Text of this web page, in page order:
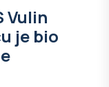
Vulin
je bio